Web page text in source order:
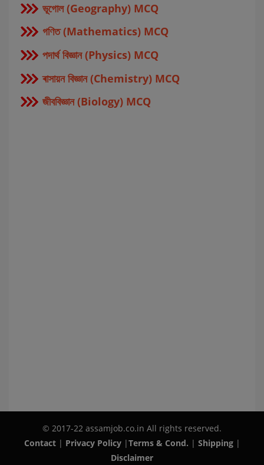
ভূগোল (Geography) MCQ
গণিত (Mathematics) MCQ
পদার্থ বিজ্ঞান (Physics) MCQ
ৰাসায়ন বিজ্ঞান (Chemistry) MCQ
জীববিজ্ঞান (Biology) MCQ
© 2017-22 assamjob.co.in All rights reserved.
Contact| Privacy Policy|Terms & Cond. | Shipping|
Disclaimer